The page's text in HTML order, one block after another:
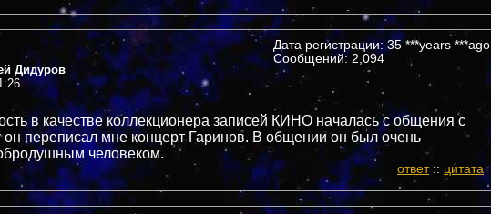
Дидуров
Дата регистрации: 35 ***years ***ago
Сообщений: 2,094
в качестве коллекционера записей КИНО началась с общения с
он переписал мне концерт Гаринов. В общении он был очень
человеком.
ответ:: цитата